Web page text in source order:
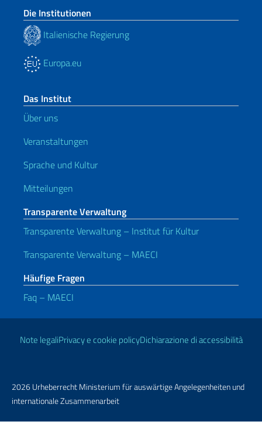
Die Institutionen
Italienische Regierung
Europa.eu
Das Institut
Über uns
Veranstaltungen
Sprache und Kultur
Mitteilungen
Transparente Verwaltung
Transparente Verwaltung – Institut für Kultur
Transparente Verwaltung – MAECI
Häufige Fragen
Faq – MAECI
Nützliche Links
Note legaliPrivacy e cookie policyDichiarazione di accessibilità
2026 Urheberrecht Ministerium für auswärtige Angelegenheiten und
internationale Zusammenarbeit